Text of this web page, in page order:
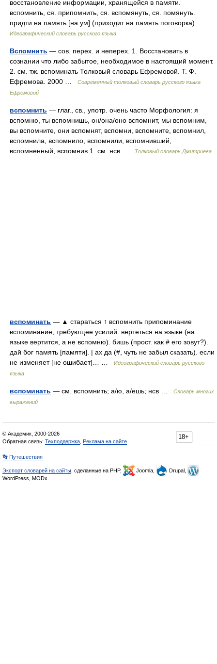
восстановление информации, хранящейся в памяти.
вспомнить, ся. припомнить, ся. вспомянуть, ся. помянуть.
придти на память [на ум] (приходит на память поговорка) …
Идеографический словарь русского языка
Вспомнить — сов. перех. и неперех. 1. Восстановить в
сознании что либо забытое, необходимое в настоящий момент.
2. см. тж. вспоминать Толковый словарь Ефремовой. Т. Ф.
Ефремова. 2000 …
Современный толковый словарь русского языка
Ефремовой
вспомнить — глаг., св., употр. очень часто Морфология: я
вспомню, ты вспомнишь, он/она/оно вспомнит, мы вспомним,
вы вспомните, они вспомнят, вспомни, вспомните, вспомнил,
вспомнила, вспомнило, вспомнили, вспомнивший,
вспомненный, вспомнив 1. см. нсв …
Толковый словарь Дмитриева
вспоминать — ▲ стараться ↑ вспомнить припоминание
вспоминание, требующее усилий. вертеться на языке (на
языке вертится, а не вспомню). бишь (прост. как # его зовут?).
дай бог память [памяти]. | ах да (#, чуть не забыл сказать). если
не изменяет [не ошибает]… …
Идеографический словарь русского
языка
вспоминать — см. вспомнить; а/ю, а/ешь; нсв …
Словарь многих
выражений
18+
© Академик, 2000-2026
Обратная связь: Техподдержка Реклама на сайте
👣 Путешествия
Экспорт словарей на сайты , сделанные на PHP, Joomla,
Drupal,
WordPress, MODx.